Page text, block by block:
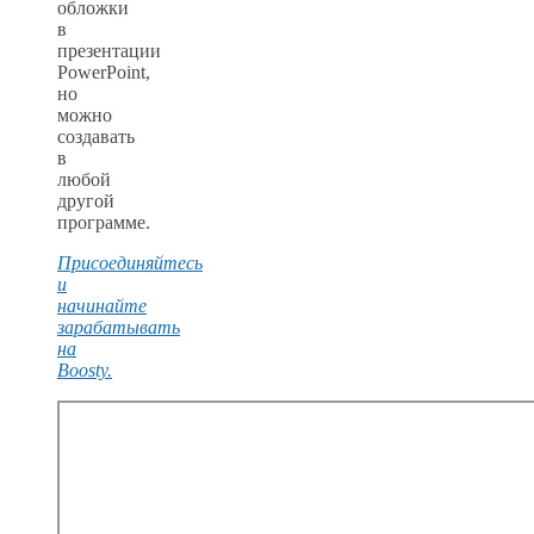
обложки
в
презентации
PowerPoint,
но
можно
создавать
в
любой
другой
программе.
Присоединяйтесь
и
начинайте
зарабатывать
на
Boosty.